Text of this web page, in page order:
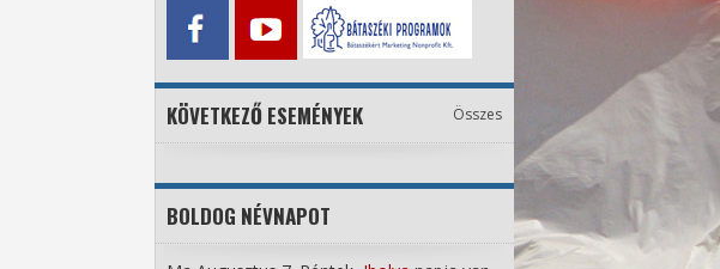
KÖVETKEZŐ ESEMÉNYEK Összes
BOLDOG NÉVNAPOT